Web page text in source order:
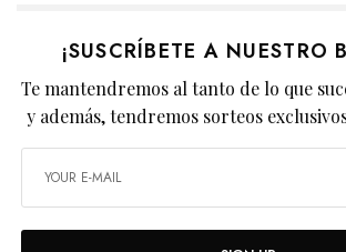
¡SUSCRÍBETE A NUESTRO
Te mantendremos al tanto de lo que
y además, tendremos sorteos